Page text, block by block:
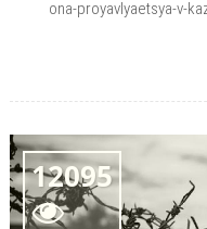
ona-proyavlyaetsya-v-
12095
